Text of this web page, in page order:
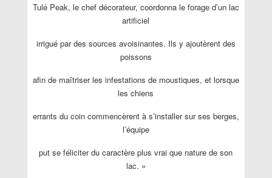
Tulé Peak, le chef décorateur, coordonna le forage d’un lac
artificiel
irrigué par des sources avoisinantes. Ils y ajoutèrent des
poissons
afin de maîtriser les infestations de moustiques, et lorsque
les chiens
errants du coin commencèrent à s’installer sur ses berges,
l’équipe
put se féliciter du caractère plus vrai que nature de son
lac. »